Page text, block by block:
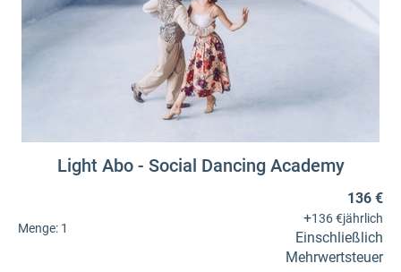
Light Abo - Social Dancing Academy
Menge: 1
136 €
+136 €jährlich
Einschließlich
Mehrwertsteuer